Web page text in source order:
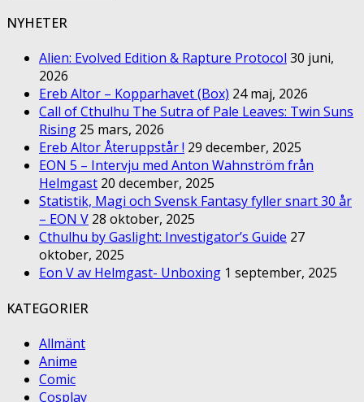
NYHETER
Alien: Evolved Edition & Rapture Protocol 30 juni,
2026
Ereb Altor – Kopparhavet (Box) 24 maj, 2026
Call of Cthulhu The Sutra of Pale Leaves: Twin Suns
Rising 25 mars, 2026
Ereb Altor Återuppstår ! 29 december, 2025
EON 5 – Intervju med Anton Wahnström från
Helmgast 20 december, 2025
Statistik, Magi och Svensk Fantasy fyller snart 30 år
– EON V 28 oktober, 2025
Cthulhu by Gaslight: Investigator’s Guide 27
oktober, 2025
Eon V av Helmgast- Unboxing 1 september, 2025
KATEGORIER
Allmänt
Anime
Comic
Cosplay